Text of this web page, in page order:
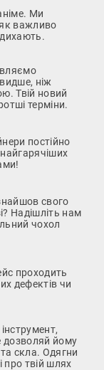
Ми
важливо
ніж
Твій новий
терміни.
постійно
свого
Надішліть нам
чохол
проходить
дефектів чи
дозволяй йому
скла. Одягни
про твій шлях